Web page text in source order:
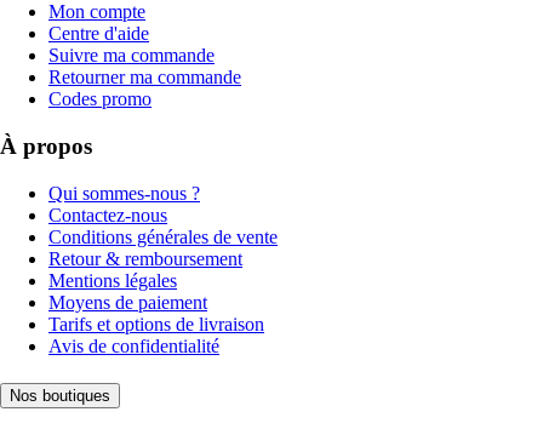
Mon compte
Centre d'aide
Suivre ma commande
Retourner ma commande
Codes promo
À propos
Qui sommes-nous ?
Contactez-nous
Conditions générales de vente
Retour & remboursement
Mentions légales
Moyens de paiement
Tarifs et options de livraison
Avis de confidentialité
Nos boutiques